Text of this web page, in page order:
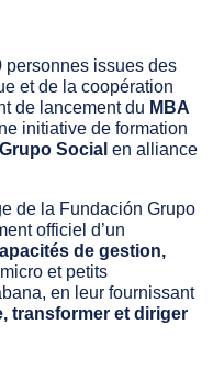
personnes issues des
et de la coopération
de lancement du MBA
initiative de formation
Social en alliance
de la Fundación Grupo
officiel d’un
de gestion,
et petits
en leur fournissant
transformer et diriger